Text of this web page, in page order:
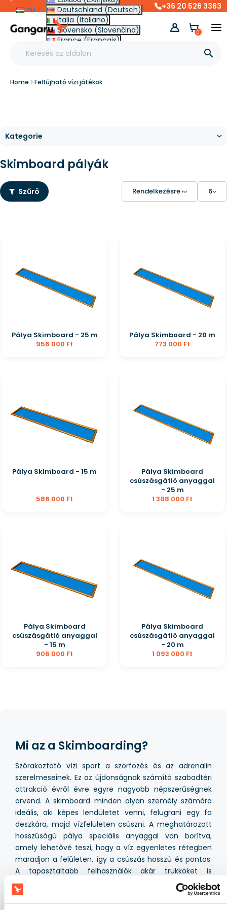
hu
Deutschland (Deutsch)
Italia (Italiano)
Slovensko (Slovenčina)
France (Français)
Other (English €)
+36 20 526 3363

0
Home Felfújható vízi játékok
Skimboard pályák
Szűrő Rendelkezésre állás 6
Pálya Skimboard - 25 m
956 000 Ft
Pálya Skimboard - 20 m
773 000 Ft
Pálya Skimboard - 15 m
586 000 Ft
Pálya Skimboard
csúszásgátló anyaggal
- 25 m
1 308 000 Ft
Pálya Skimboard
csúszásgátló anyaggal
- 15 m
906 000 Ft
Pálya Skimboard
csúszásgátló anyaggal
- 20 m
1 093 000 Ft
Mi az a Skimboarding?
Szórakoztató vízi sport a szörfözés és az adrenalin
szerelmeseinek. Ez az újdonságnak számító szabadtéri
attrakció évről évre egyre nagyobb népszerűségnek
örvend. A skimboard minden olyan személy számára
ideális, aki képes lendületet venni, felugrani egy fa
deszkára, majd vízfelületen csúszni. A meghatározott
hosszúságú pálya speciális anyaggal van borítva,
amely lehetővé teszi, hogy a víz egyenletes rétegben
maradjon a felületen, így a csúszás hosszú és pontos.
A tapasztaltabb felhasználók akár trükköket is
végrehajthatnak, hasonlóan a klasszikus gördeszkás
mutatványokhoz.